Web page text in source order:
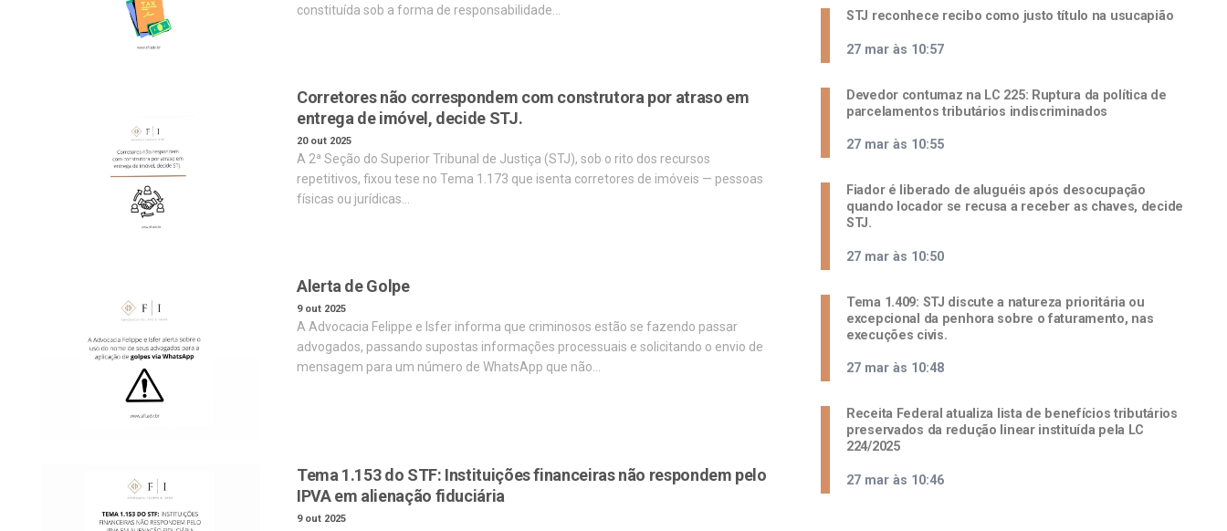
constituída sob a forma de responsabilidade…
Corretores não correspondem com construtora por atraso em
entrega de imóvel, decide STJ.
20 out 2025
A 2ª Seção do Superior Tribunal de Justiça (STJ), sob o rito dos recursos
repetitivos, fixou tese no Tema 1.173 que isenta corretores de imóveis — pessoas
físicas ou jurídicas…
Alerta de Golpe
9 out 2025
A Advocacia Felippe e Isfer informa que criminosos estão se fazendo passar
advogados, passando supostas informações processuais e solicitando o envio de
mensagem para um número de WhatsApp que não…
Tema 1.153 do STF: Instituições financeiras não respondem pelo
IPVA em alienação fiduciária
9 out 2025
STJ reconhece recibo como justo título na usucapião
27 mar às 10:57
Devedor contumaz na LC 225: Ruptura da política de
parcelamentos tributários indiscriminados
27 mar às 10:55
Fiador é liberado de aluguéis após desocupação
quando locador se recusa a receber as chaves, decide
STJ.
27 mar às 10:50
Tema 1.409: STJ discute a natureza prioritária ou
excepcional da penhora sobre o faturamento, nas
execuções civis.
27 mar às 10:48
Receita Federal atualiza lista de benefícios tributários
preservados da redução linear instituída pela LC
224/2025
27 mar às 10:46